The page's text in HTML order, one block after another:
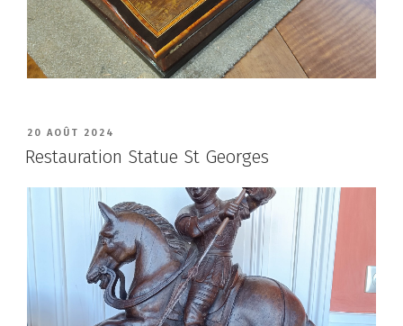
PUBLIÉ
LE
20 AOÛT 2024
Restauration Statue St Georges